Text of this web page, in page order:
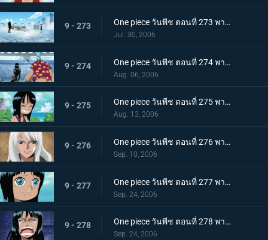
9 - 273 One piece วันพีช ตอนที่ 273 พากย์ไทย ปกป้องพวกพ้องทุกคนให้ได้! เดินหน้าเกียร์สอง!
Jul. 30, 2006
9 - 274 One piece วันพีช ตอนที่ 274 พากย์ไทย ตอบสิโรบิ้น! เสียงตะโกนของกลุ่มหมวกฟาง!
Aug. 06, 2006
9 - 275 One piece วันพีช ตอนที่ 275 พากย์ไทย อดีตของโรบิ้น! สาวน้อยที่ถูกเรียกว่าปีศาจ!
Aug. 13, 2006
9 - 276 One piece วันพีช ตอนที่ 276 พากย์ไทย แม่ลูกฟ้าลิขิต ชื่อของแม่คือ "โอลิเวีย"
Sep. 10, 2006
9 - 277 One piece วันพีช ตอนที่ 277 พากย์ไทย โศกนาฏกรรมของโอฮาร่า! ความหวาดหวั่นของบัสเตอร์คอล!
Sep. 24, 2006
9 - 278 One piece วันพีช ตอนที่ 278 พากย์ไทย พูดออกมาสิว่าอยากจะมีชีวิตอยู่! พวกเราคือพวกพ้อง!!
Sep. 24, 2006